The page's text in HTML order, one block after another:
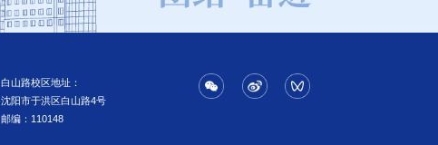
白山路校区地址：
沈阳市于洪区白山路4号
邮编‌：110148